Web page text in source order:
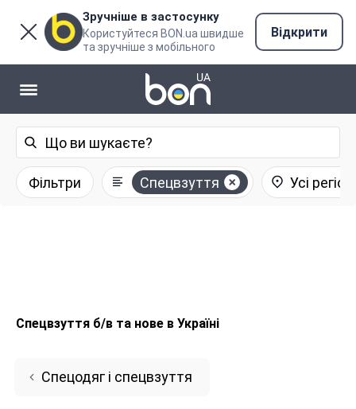
Зручніше в застосунку
Користуйтеся BON.ua швидше
та зручніше з мобільного
Відкрити
Фільтри Спецвзуття Усі
Спецвзуття б/в та нове в Україні
Спецодяг і спецвзуття